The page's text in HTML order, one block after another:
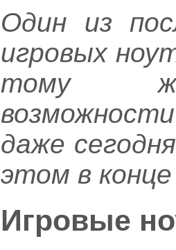
Один из
игровых
тому
даже
этом в
Игровые